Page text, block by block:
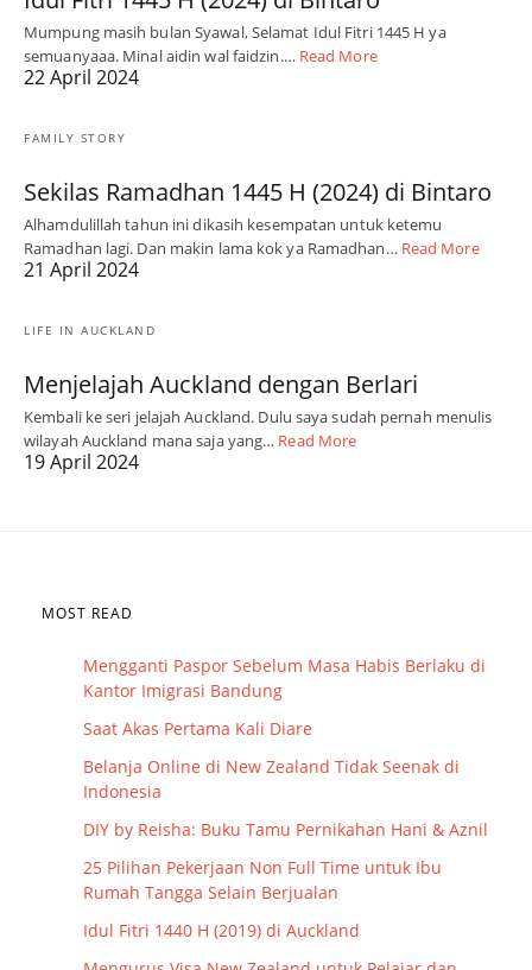
Mumpung masih bulan Syawal, Selamat Idul Fitri 1445 H ya
semuanyaaa. Minal aidin wal faidzin.… Read More
22 April 2024
FAMILY STORY
Sekilas Ramadhan 1445 H (2024) di Bintaro
Alhamdulillah tahun ini dikasih kesempatan untuk ketemu
Ramadhan lagi. Dan makin lama kok ya Ramadhan… Read More
21 April 2024
LIFE IN AUCKLAND
Menjelajah Auckland dengan Berlari
Kembali ke seri jelajah Auckland. Dulu saya sudah pernah menulis
wilayah Auckland mana saja yang… Read More
19 April 2024
MOST READ
Mengganti Paspor Sebelum Masa Habis Berlaku di
Kantor Imigrasi Bandung
Saat Akas Pertama Kali Diare
Belanja Online di New Zealand Tidak Seenak di
Indonesia
DIY by Reisha: Buku Tamu Pernikahan Hani & Aznil
25 Pilihan Pekerjaan Non Full Time untuk Ibu
Rumah Tangga Selain Berjualan
Idul Fitri 1440 H (2019) di Auckland